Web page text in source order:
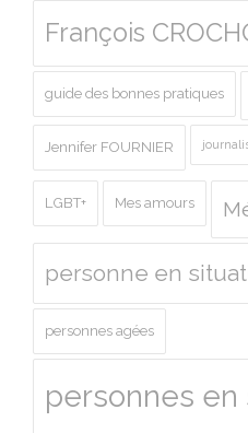
François
guide des bonnes pratiques
Jennifer FOURNIER
LGBT+ Mes amours
personne en
personnes agées
personnes en